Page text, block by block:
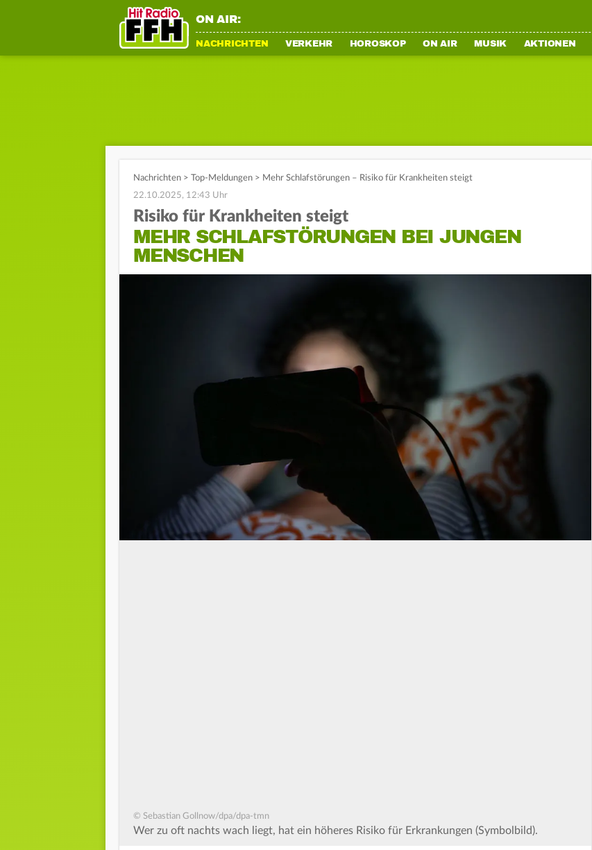
ON AIR:
NACHRICHTEN VERKEHR HOROSKOP ON AIR MUSIK AKTIONEN
Nachrichten > Top-Meldungen > Mehr Schlafstörungen – Risiko für Krankheiten steigt
22.10.2025, 12:43 Uhr
Risiko für Krankheiten steigt
MEHR SCHLAFSTÖRUNGEN BEI JUNGEN
MENSCHEN
© Sebastian Gollnow/dpa/dpa-tmn
Wer zu oft nachts wach liegt, hat ein höheres Risiko für Erkrankungen (Symbolbild).